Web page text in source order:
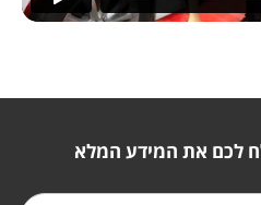
לכם את המידע המלא